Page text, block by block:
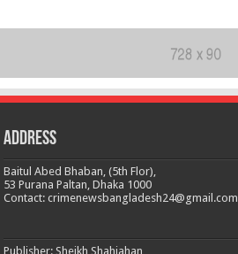
Address
Baitul Abed Bhaban, (5th Flor),
53 Purana Paltan, Dhaka 1000
Contact: crimenewsbangladesh24@gmail.com
Publisher: Sheikh Shahjahan